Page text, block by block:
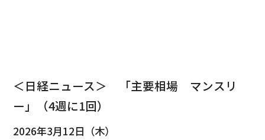
＜日経ニュース＞ 「主要相場 マンスリ
ー」（4週に1回）
2026年3月12日（木）